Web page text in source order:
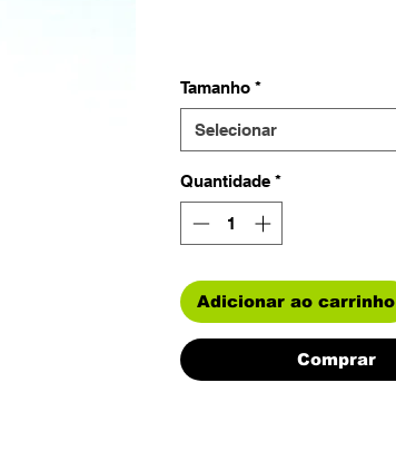
Tamanho *
Selecionar
Quantidade *
Adicionar ao carrinho
Comprar